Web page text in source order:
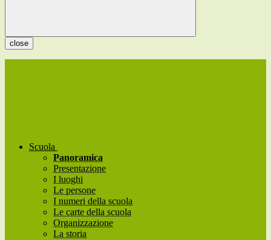
close
Scuola
Panoramica
Presentazione
I luoghi
Le persone
I numeri della scuola
Le carte della scuola
Organizzazione
La storia